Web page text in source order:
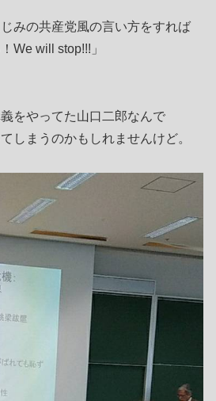
みの共産党風の言い方をすれば
We will stop!!!」
をやってた山口二郎なんで
しまうのかもしれませんけど。